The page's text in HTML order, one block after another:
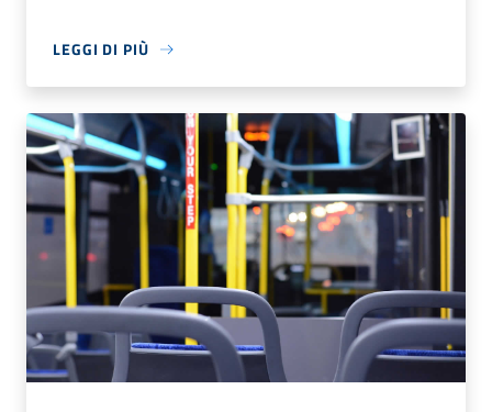
LEGGI DI PIÙ